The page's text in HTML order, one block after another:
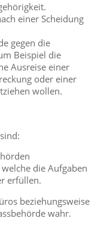
einer Scheidung
gegen die
Beispiel die
Ausreise einer
oder einer
wollen.
welche die Aufgaben
erfüllen.
beziehungsweise
wahr.